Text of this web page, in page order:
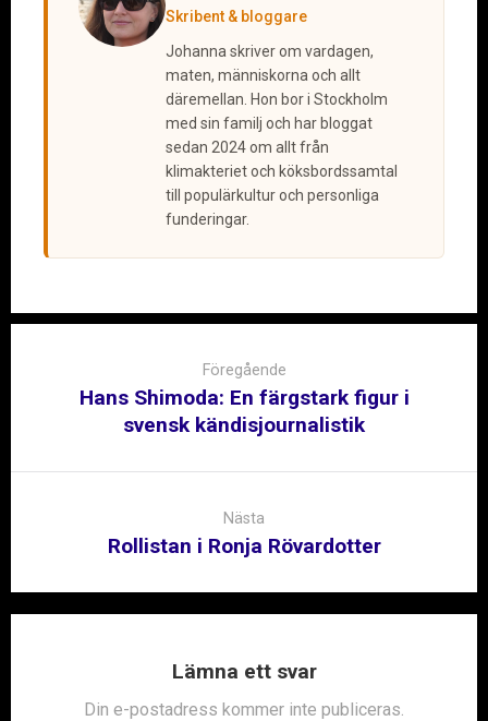
Skribent & bloggare
Johanna skriver om vardagen,
maten, människorna och allt
däremellan. Hon bor i Stockholm
med sin familj och har bloggat
sedan 2024 om allt från
klimakteriet och köksbordssamtal
till populärkultur och personliga
funderingar.
Föregående
Hans Shimoda: En färgstark figur i
svensk kändisjournalistik
Nästa
Rollistan i Ronja Rövardotter
Lämna ett svar
Din e-postadress kommer inte publiceras.